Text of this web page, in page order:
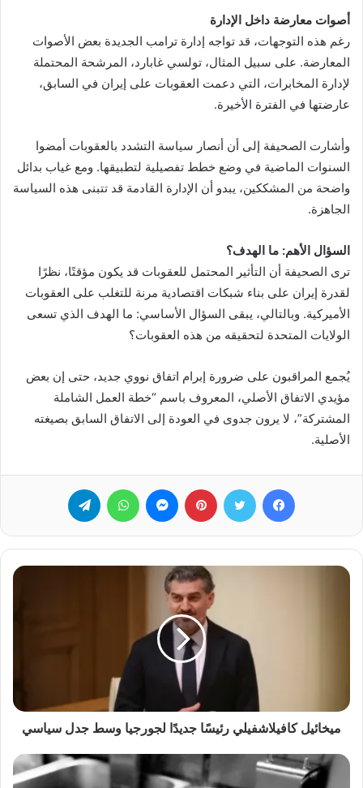
أصوات معارضة داخل الإدارة
رغم هذه التوجهات، قد تواجه إدارة ترامب الجديدة بعض الأصوات
المعارضة. على سبيل المثال، تولسي غابارد، المرشحة المحتملة
لإدارة المخابرات، التي دعمت العقوبات على إيران في السابق،
عارضتها في الفترة الأخيرة.
وأشارت الصحيفة إلى أن أنصار سياسة التشدد بالعقوبات أمضوا
السنوات الماضية في وضع خطط تفصيلية لتطبيقها. ومع غياب بدائل
واضحة من المشككين، يبدو أن الإدارة القادمة قد تتبنى هذه السياسة
الجاهزة.
السؤال الأهم: ما الهدف؟
ترى الصحيفة أن التأثير المحتمل للعقوبات قد يكون مؤقتًا، نظرًا
لقدرة إيران على بناء شبكات اقتصادية مرنة للتغلب على العقوبات
الأميركية. وبالتالي، يبقى السؤال الأساسي: ما الهدف الذي تسعى
الولايات المتحدة لتحقيقه من هذه العقوبات؟
يُجمع المراقبون على ضرورة إبرام اتفاق نووي جديد، حتى إن بعض
مؤيدي الاتفاق الأصلي، المعروف باسم “خطة العمل الشاملة
المشتركة”، لا يرون جدوى في العودة إلى الاتفاق السابق بصيغته
الأصلية.
فيسبوك تويتر بينتيريست ماسنجر واتساب
ميخائيل كافيلاشفيلي رئيسًا جديدًا لجورجيا وسط جدل سياسي